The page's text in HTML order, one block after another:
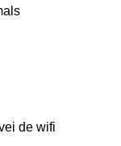
de wifi